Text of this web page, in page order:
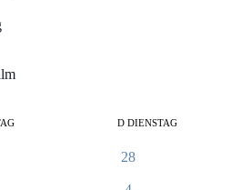
D DIENSTAG
0
28